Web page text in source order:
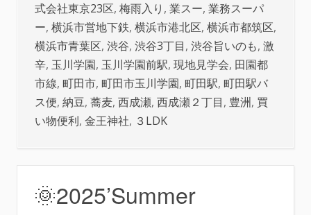
式会社東京23区, 梅雨入り , 業スー, 業務スーパ
ー, 横浜市営地下鉄, 横浜市港北区, 横浜市都筑区,
横浜市青葉区, 渋谷, 渋谷3丁目, 渋谷旨いのも, 激
辛, 玉川学園, 玉川学園前駅, 現地見学会, 田園都
市線, 町田市, 町田市玉川学園, 町田駅, 町田駅バ
ス便, 納豆, 蕎麦, 西成瀬, 西成瀬２丁目, 豊洲, 買
い物便利, 金王神社, ３LDK
🌞2025’Summer